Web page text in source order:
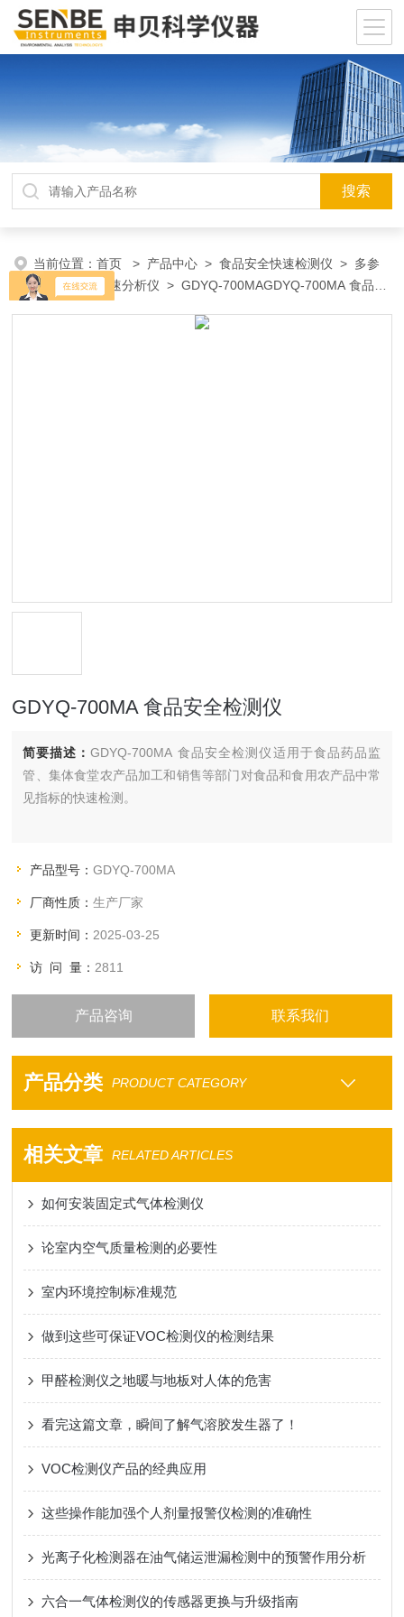
当前位置：首页 > 产品中心 >食品安全快速检测仪 > 多参
数食品安全快速分析仪 > GDYQ-700MAGDYQ-700MA 食品安
GDYQ-700MA 食品安全检测仪
简要描述：GDYQ-700MA 食品安全检测仪适用于食品药品监
管、集体食堂农产品加工和销售等部门对食品和食用农产品中常
见指标的快速检测。
产品型号：GDYQ-700MA
厂商性质：生产厂家
更新时间： 2025-03-25
访 问 量： 2811
产品咨询 联系我们
产品分类 PRODUCT CATEGORY
相关文章 RELATED ARTICLES
如何安装固定式气体检测仪
论室内空气质量检测的必要性
室内环境控制标准规范
做到这些可保证VOC检测仪的检测结果
甲醛检测仪之地暖与地板对人体的危害
看完这篇文章，瞬间了解气溶胶发生器了！
VOC检测仪产品的经典应用
这些操作能加强个人剂量报警仪检测的准确性
光离子化检测器在油气储运泄漏检测中的预警作用分析
六合一气体检测仪的传感器更换与升级指南